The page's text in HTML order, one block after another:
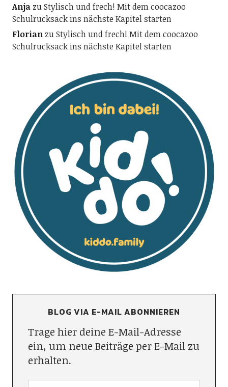
AnjazuStylisch und frech! Mit dem coocazoo
Schulrucksack ins nächste Kapitel starten
FlorianzuStylisch und frech! Mit dem coocazoo
Schulrucksack ins nächste Kapitel starten
BLOG VIA E-MAIL ABONNIEREN
Trage hier deine E-Mail-Adresse
ein, um neue Beiträge per E-Mail zu
erhalten.